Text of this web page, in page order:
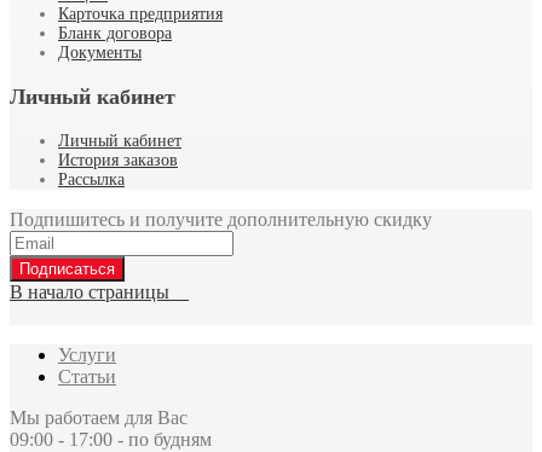
Карточка предприятия
Бланк договора
Документы
Личный кабинет
Личный кабинет
История заказов
Рассылка
Подпишитесь и получите дополнительную скидку
Подписаться
В начало страницы
Услуги
Статьи
Мы работаем для Вас
09:00 - 17:00 - по будням